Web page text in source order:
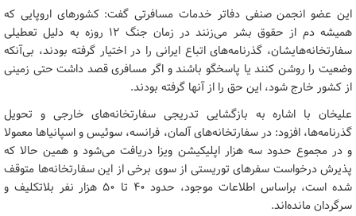
این عضو انجمن صنفی دفاتر خدمات مسافرتی گفت: کشورهای اروپایی که
همیشه دم از حقوق بشر می‌زنند در زمان جنگ ۱۲ روزه به دلیل تعطیلی
سفارتخانه‌هایشان، گذرنامه‌های اتباع ایرانی را در اختیار گرفته بودند، بی‌آنکه
وضعیت را روشن کنند یا پاسخگو باشند و اگر مسافری قصد داشت حتی زمینی
از کشور خارج شود، این حق را از آنها گرفته بودند.
علیخان با اشاره به بازگشایی تدریجی سفارتخانه‌های خارجی و تحویل
گذرنامه‌ها، افزود: در سفارتخانه‌های آلمان، فرانسه، سوئیس و اسپانیاها معمولا
و در مجموع حدود سه هزار اپلیکیشن ویزا دریافت می‌شود و همین حالا که
پذیرش درخواست سفرهای توریستی از سوی برخی از این سفارتخانه‌ها متوقف
شده است، براساس اطلاعات موجود، حدود ۴۰ تا ۵۰ هزار نفر بلاتکلیف و
سرگردان مانده‌اند.